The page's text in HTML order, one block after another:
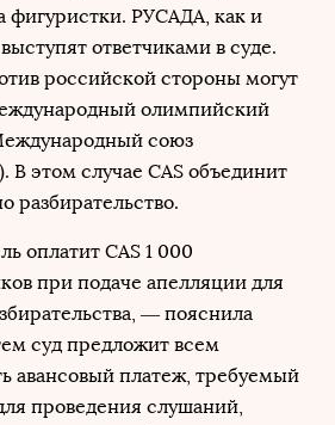
фигуристки. РУСАДА, как и
ответчиками в суде.
российской стороны могут
олимпийский
союз
В этом случае CAS объединит
разбирательство.
оплатит CAS 1 000
при подаче апелляции для
— пояснила
суд предложит всем
авансовый платеж, требуемый
проведения слушаний,